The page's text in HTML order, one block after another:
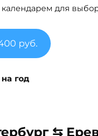
календарем для
руб.
год
⇆